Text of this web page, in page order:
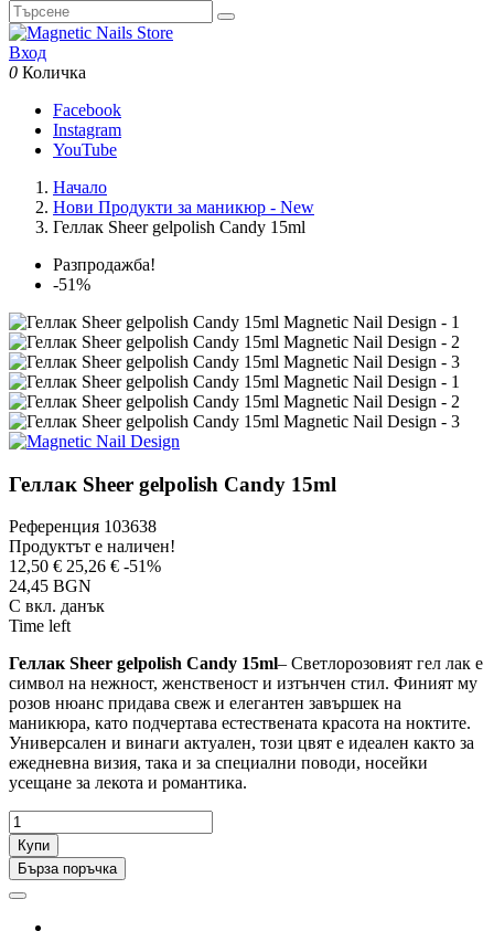
Вход
0 Количка
Facebook
Instagram
YouTube
Начало
Нови Продукти за маникюр - New
Геллак Sheer gelpolish Candy 15ml
Разпродажба!
-51%
Геллак Sheer gelpolish Candy 15ml
Референция 103638
Продуктът е наличен!
12,50 € 25,26 € -51%
24,45 BGN
С вкл. данък
Time left
Геллак Sheer gelpolish Candy 15ml– Светлорозовият гел лак е
символ на нежност, женственост и изтънчен стил. Финият му
розов нюанс придава свеж и елегантен завършек на
маникюра, като подчертава естествената красота на ноктите.
Универсален и винаги актуален, този цвят е идеален както за
ежедневна визия, така и за специални поводи, носейки
усещане за лекота и романтика.
Купи
Бърза поръчка